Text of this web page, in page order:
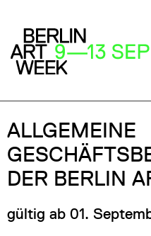
ALLGEMEINE
DER BERLIN
gültig ab 01.